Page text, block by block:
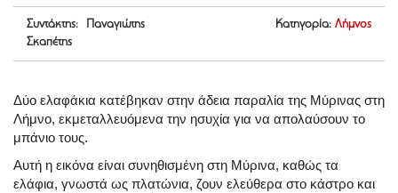
Συντάκτης: Παναγιώτης
Σκαπέτης
Κατηγορία: Λήμνος
Δύο ελαφάκια κατέβηκαν στην άδεια παραλία της Μύρινας στη
Λήμνο, εκμεταλλευόμενα την ησυχία για να απολαύσουν το
μπάνιο τους.
Αυτή η εικόνα είναι συνηθισμένη στη Μύρινα, καθώς τα
ελάφια, γνωστά ως πλατώνια, ζουν ελεύθερα στο κάστρο και